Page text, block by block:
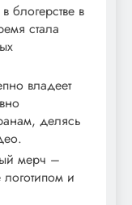
блогерстве в
стала
владеет
делясь
мерч –
и